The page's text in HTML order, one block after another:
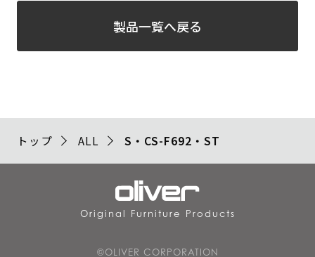
製品一覧へ戻る
トップ ALL S・CS-F692・ST
Original Furniture Products
©OLIVER CORPORATION